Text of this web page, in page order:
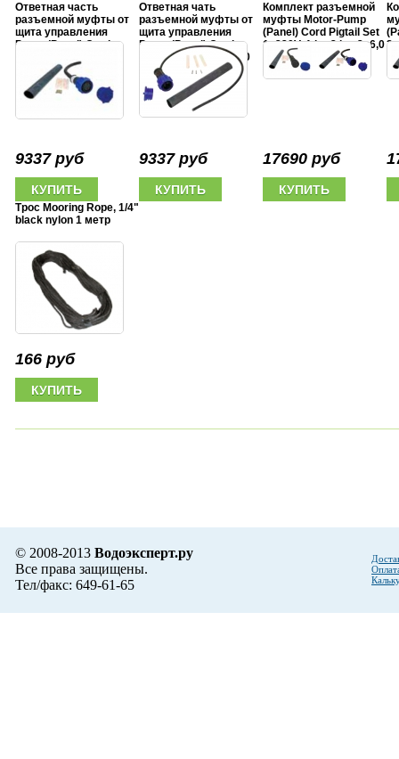
Ответная часть
разъемной муфты от
щита управления
Pump (Panel) Cord
hp, 3x6,0 mm2
9337 руб
Ответная чать
разъемной муфты от
щита управления
Pump (Panel) Cord
Pigtai 3x380V, 5 hp-20
hp, 4x6,0 mm2
9337 руб
Комплект разъемной
муфты Motor-Pump
(Panel) Cord Pigtail Set
1x220V, 1 hp-3 hp, 3x6,0
mm2
17690 руб
Трос Mooring Rope, 1/4"
black nylon 1 метр
166 руб
© 2008-2013 Водоэксперт.ру
Все права защищены.
Тел/факс: 649-61-65